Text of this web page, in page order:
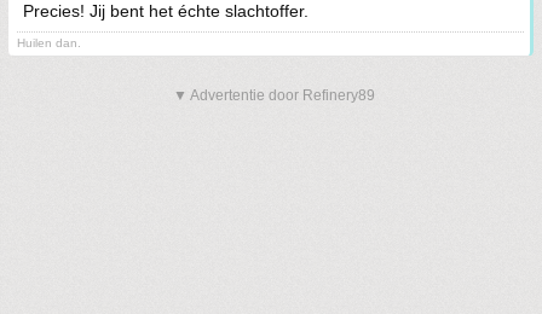
Precies! Jij bent het échte slachtoffer.
Huilen dan.
▼ Advertentie door Refinery89